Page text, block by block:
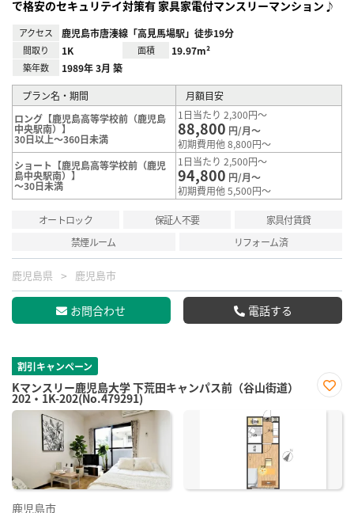
で格安のセキュリテイ対策有 家具家電付マンスリーマンション♪
アクセス 鹿児島市唐湊線「高見馬場駅」徒歩19分
間取り 1K 面積 19.97m²
築年数 1989年 3月 築
プラン名・期間
月額目安
ロング【鹿児島高等学校前（鹿児島
中央駅南）】
30日以上～360日未満
1日当たり 2,300円～
88,800 円/月～
初期費用他 8,800円～
ショート【鹿児島高等学校前（鹿児
島中央駅南）】
～30日未満
1日当たり 2,500円～
94,800 円/月～
初期費用他 5,500円～
オートロック 保証人不要
家具付賃貸
禁煙ルーム
リフォーム済
鹿児島県 鹿児島市
お問合わせ 電話する
割引キャンペーン
Kマンスリー鹿児島大学 下荒田キャンパス前（谷山街道）
202・1K-202(No.479291)
に入
鹿児島市